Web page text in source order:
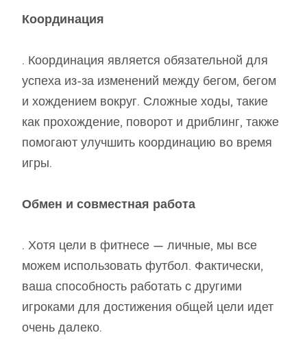
Координация
. Координация является обязательной для
успеха из-за изменений между бегом, бегом
и хождением вокруг. Сложные ходы, такие
как прохождение, поворот и дриблинг, также
помогают улучшить координацию во время
игры.
Обмен и совместная работа
. Хотя цели в фитнесе — личные, мы все
можем использовать футбол. Фактически,
ваша способность работать с другими
игроками для достижения общей цели идет
очень далеко.